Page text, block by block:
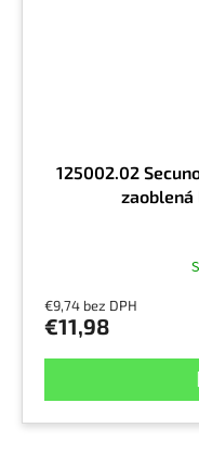
125002.02
zaoblená
€9,74 bez DPH
€11,98